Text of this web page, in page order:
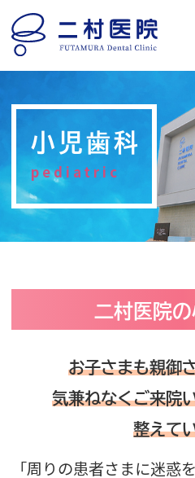
小児歯科
pediatric
二村医院
お子さまも親御
気兼ねなくご来院
整えて
「周りの患者さまに迷惑